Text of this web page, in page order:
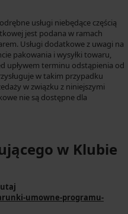
usługi niebędące częścią
jest podana w ramach
Usługi dodatkowe z uwagi na
pakowania i wysyłki towaru,
upływem terminu odstąpienia od
w takim przypadku
w związku z niniejszymi
nie są dostępne dla
w Klubie
umowne-programu-